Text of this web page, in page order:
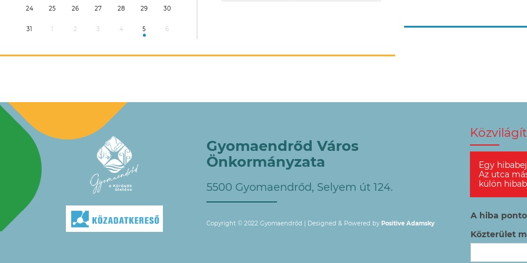
24 25 26 27 28 29 30
31 1 2 3 4 5 6
Gyomaendrőd Város
Önkormányzata
5500 Gyomaendrőd, Selyem út 124.
Copyright © 2022 Gyomaendrőd | Designed & Powered by Positive Adamsky
Egy
Az utca
külön
A hiba
Közterület